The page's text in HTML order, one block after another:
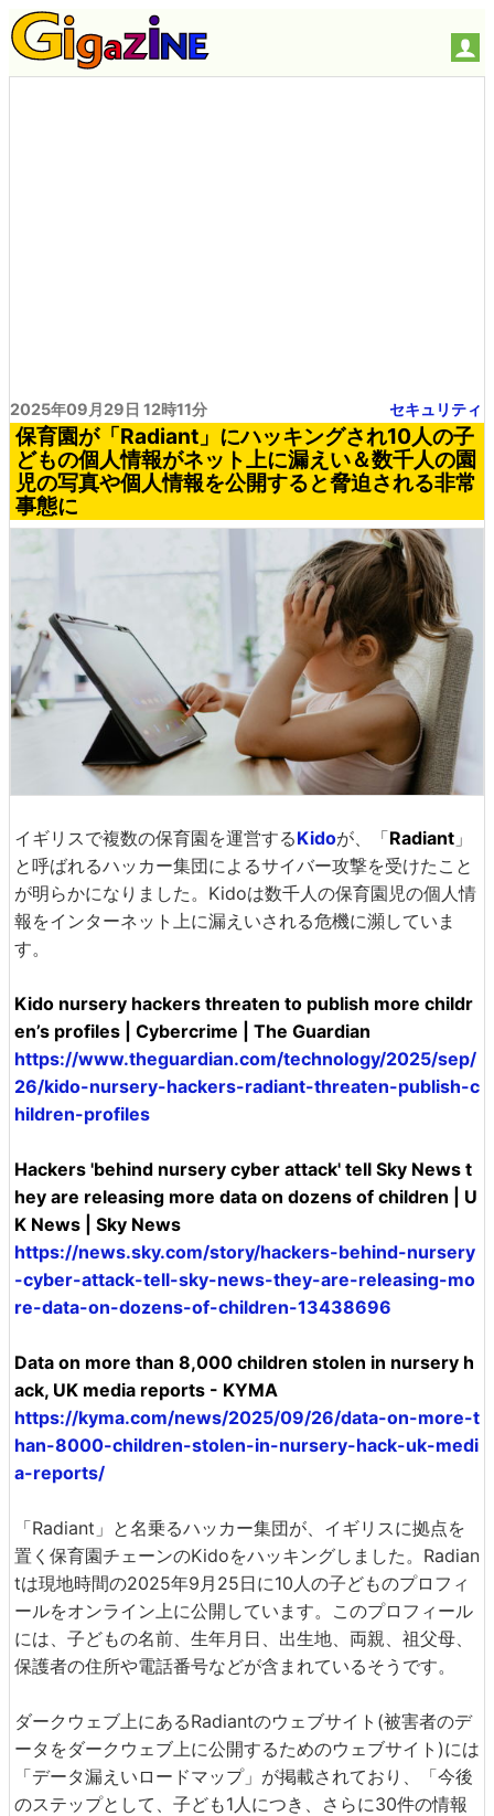
2025年09月29日 12時11分 セキュリティ
保育園が「Radiant」にハッキングされ10人の子
どもの個人情報がネット上に漏えい＆数千人の園
児の写真や個人情報を公開すると脅迫される非常
事態に
イギリスで複数の保育園を運営するKidoが、「Radiant 」
と呼ばれるハッカー集団によるサイバー攻撃を受けたこと
が明らかになりました。Kidoは数千人の保育園児の個人情
報をインターネット上に漏えいされる危機に瀕していま
す。
Kido nursery hackers threaten to publish more childr
en’s profiles | Cybercrime | The Guardian
https://www.theguardian.com/technology/2025/sep/
26/kido-nursery-hackers-radiant-threaten-publish-c
hildren-profiles
Hackers 'behind nursery cyber attack' tell Sky News t
hey are releasing more data on dozens of children | U
K News | Sky News
https://news.sky.com/story/hackers-behind-nursery
-cyber-attack-tell-sky-news-they-are-releasing-mo
re-data-on-dozens-of-children-13438696
Data on more than 8,000 children stolen in nursery h
ack, UK media reports - KYMA
https://kyma.com/news/2025/09/26/data-on-more-t
han-8000-children-stolen-in-nursery-hack-uk-medi
a-reports/
「Radiant」と名乗るハッカー集団が、イギリスに拠点を
置く保育園チェーンのKidoをハッキングしました。Radian
tは現地時間の2025年9月25日に10人の子どものプロフィ
ールをオンライン上に公開しています。このプロフィール
には、子どもの名前、生年月日、出生地、両親、祖父母、
保護者の住所や電話番号などが含まれているそうです。
ダークウェブ上にあるRadiantのウェブサイト(被害者のデ
ータをダークウェブ上に公開するためのウェブサイト)には
「データ漏えいロードマップ」が掲載されており、「今後
のステップとして、子ども1人につき、さらに30件の情報